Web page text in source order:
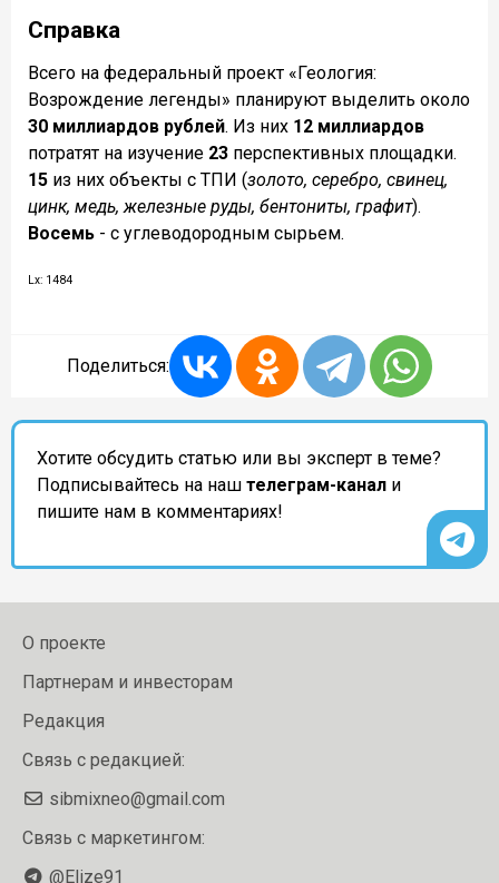
Справка
Всего на федеральный проект «Геология:
Возрождение легенды» планируют выделить около
30 миллиардов рублей. Из них 12 миллиардов
потратят на изучение 23 перспективных площадки.
15 из них объекты с ТПИ (золото, серебро, свинец,
цинк, медь, железные руды, бентониты, графит).
Восемь - с углеводородным сырьем.
Lx: 1484
Поделиться:
Хотите обсудить статью или вы эксперт в теме?
Подписывайтесь на наш телеграм-канал и
пишите нам в комментариях!
О проекте
Партнерам и инвесторам
Редакция
Связь с редакцией:
sibmixneo@gmail.com
Связь с маркетингом:
@Elize91